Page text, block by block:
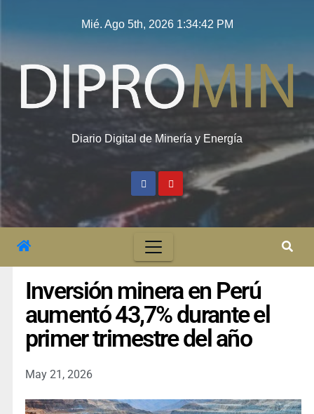
Mié. Ago 5th, 2026 1:34:43 PM
Diario Digital de Minería y Energía
Inversión minera en Perú
aumentó 43,7% durante el
primer trimestre del año
May 21, 2026